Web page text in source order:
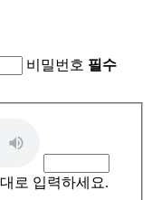
비밀번호 필수
로 입력하세요.